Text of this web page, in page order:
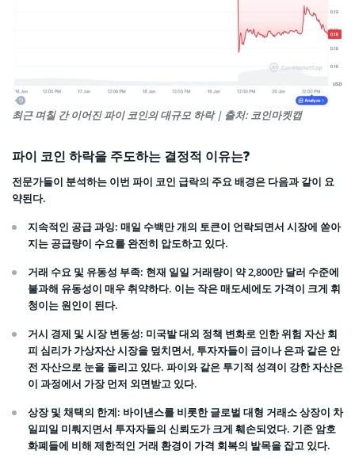
최근 며칠 간 이어진 파이 코인의 대규모 하락 | 출처: 코인마켓캡
파이 코인 하락을 주도하는 결정적 이유는?
전문가들이 분석하는 이번 파이 코인 급락의 주요 배경은 다음과 같이 요
약된다.
지속적인 공급 과잉: 매일 수백만 개의 토큰이 언락되면서 시장에 쏟아
지는 공급량이 수요를 완전히 압도하고 있다.
거래 수요 및 유동성 부족: 현재 일일 거래량이 약 2,800만 달러 수준에
불과해 유동성이 매우 취약하다. 이는 작은 매도세에도 가격이 크게 휘
청이는 원인이 된다.
거시 경제 및 시장 변동성: 미국발 대외 정책 변화로 인한 위험 자산 회
피 심리가 가상자산 시장을 덮치면서, 투자자들이 금이나 은과 같은 안
전 자산으로 눈을 돌리고 있다. 파이와 같은 투기적 성격이 강한 자산은
이 과정에서 가장 먼저 외면받고 있다.
상장 및 채택의 한계: 바이낸스를 비롯한 글로벌 대형 거래소 상장이 차
일피일 미뤄지면서 투자자들의 신뢰도가 크게 훼손되었다. 기존 암호
화폐들에 비해 제한적인 거래 환경이 가격 회복의 발목을 잡고 있다.